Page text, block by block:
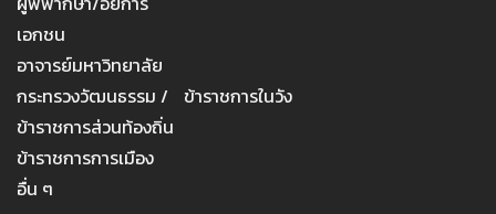
เอกชน
อาจารย์มหาวิทยาลัย
กระทรวงวัฒนธรรม / ข้าราชการในวัง
ข้าราชการส่วนท้องถิ่น
ข้าราชการการเมือง
อื่น ๆ